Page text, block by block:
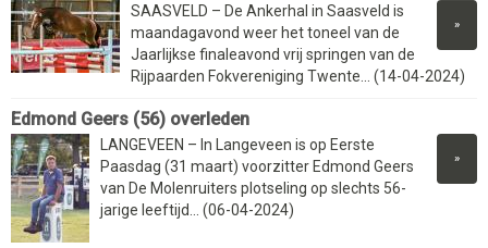
»
SAASVELD – De Ankerhal in Saasveld is
maandagavond weer het toneel van de
Jaarlijkse finaleavond vrij springen van de
Rijpaarden Fokvereniging Twente... (14-04-2024)
Edmond Geers (56) overleden
»
LANGEVEEN – In Langeveen is op Eerste
Paasdag (31 maart) voorzitter Edmond Geers
van De Molenruiters plotseling op slechts 56-
jarige leeftijd... (06-04-2024)